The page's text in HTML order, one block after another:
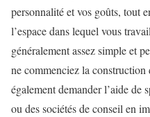
personnalité et vos goûts, tout
l’espace dans lequel vous
généralement assez simple et
ne commenciez la
également demander l’aide de
ou des sociétés de conseil en